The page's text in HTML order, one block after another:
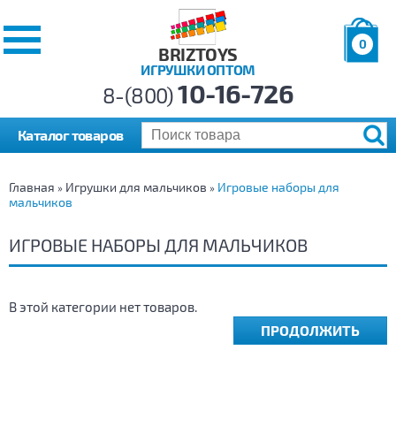
BRIZTOYS
ИГРУШКИ ОПТОМ
0
р.
8-(800)10-16-726
Каталог товаров
Главная » Игрушки для мальчиков » Игровые наборы для
мальчиков
ИГРОВЫЕ НАБОРЫ ДЛЯ МАЛЬЧИКОВ
В этой категории нет товаров.
ПРОДОЛЖИТЬ